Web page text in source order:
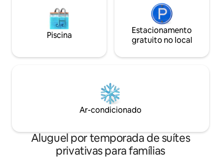
Piscina
Estacionamento
gratuito no local
Ar-condicionado
Aluguel por temporada de suítes
privativas para famílias